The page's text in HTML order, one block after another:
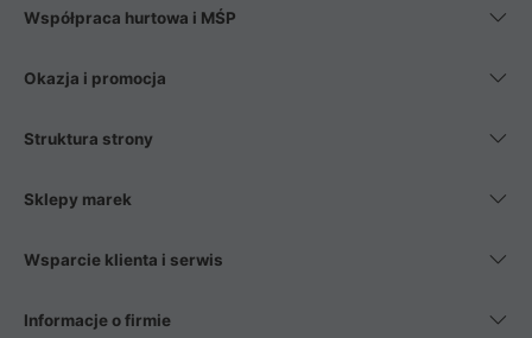
Współpraca hurtowa i MŚP
Okazja i promocja
Struktura strony
Sklepy marek
Wsparcie klienta i serwis
Informacje o firmie